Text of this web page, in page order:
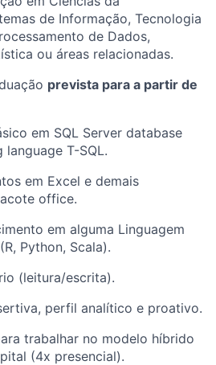
de Informação, Tecnologia
de Dados,
ou áreas relacionadas.
prevista para a partir de
em SQL Server database
T-SQL.
em Excel e demais
office.
em alguma Linguagem
Python, Scala).
(leitura/escrita).
perfil analítico e proativo.
trabalhar no modelo híbrido
(4x presencial).